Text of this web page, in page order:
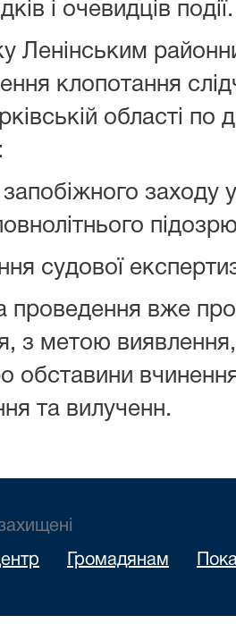
і очевидців події.
Ленінським
клопотання
області по
заходу
судової
проведення вже
з метою виявлення,
обставини
та вилученн.
Громадянам